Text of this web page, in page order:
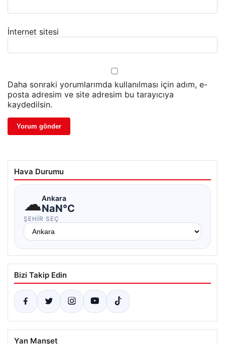
İnternet sitesi
Daha sonraki yorumlarımda kullanılması için adım, e-
posta adresim ve site adresim bu tarayıcıya
kaydedilsin.
Hava Durumu
☁Ankara
NaN°C
ŞEHIR SEÇ
Bizi Takip Edin
Yan Manşet